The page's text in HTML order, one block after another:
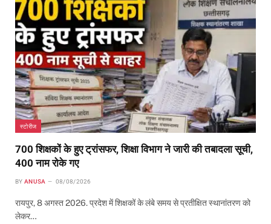
स्टोरीज
700 शिक्षकों के हुए ट्रांसफर, शिक्षा विभाग ने जारी की तबादला सूची,
400 नाम रोके गए
BY ANUSA 08/08/2026
रायपुर, 8 अगस्त 2026. प्रदेश में शिक्षकों के लंबे समय से प्रतीक्षित स्थानांतरण को
लेकर…